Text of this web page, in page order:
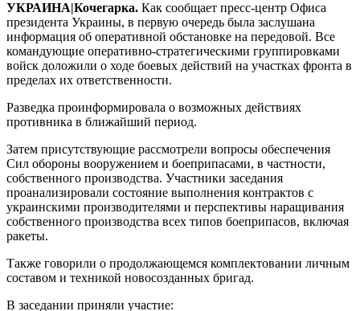
УКРАИНА|Кочегарка. Как сообщает пресс-центр Офиса
президента Украины, в первую очередь была заслушана
информация об оперативной обстановке на передовой. Все
командующие оперативно-стратегическими группировками
войск доложили о ходе боевых действий на участках фронта в
пределах их ответственности.
Разведка проинформировала о возможных действиях
противника в ближайший период.
Затем присутствующие рассмотрели вопросы обеспечения
Сил обороны вооружением и боеприпасами, в частности,
собственного производства. Участники заседания
проанализировали состояние выполнения контрактов с
украинскими производителями и перспективы наращивания
собственного производства всех типов боеприпасов, включая
ракеты.
Также говорили о продолжающемся комплектовании личным
составом и техникой новосозданных бригад.
В заседании приняли участие: